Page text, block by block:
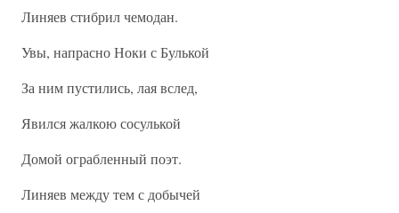
Линяев стибрил чемодан.
Увы, напрасно Ноки с Булькой
За ним пустились, лая вслед,
Явился жалкою сосулькой
Домой ограбленный поэт.
Линяев между тем с добычей